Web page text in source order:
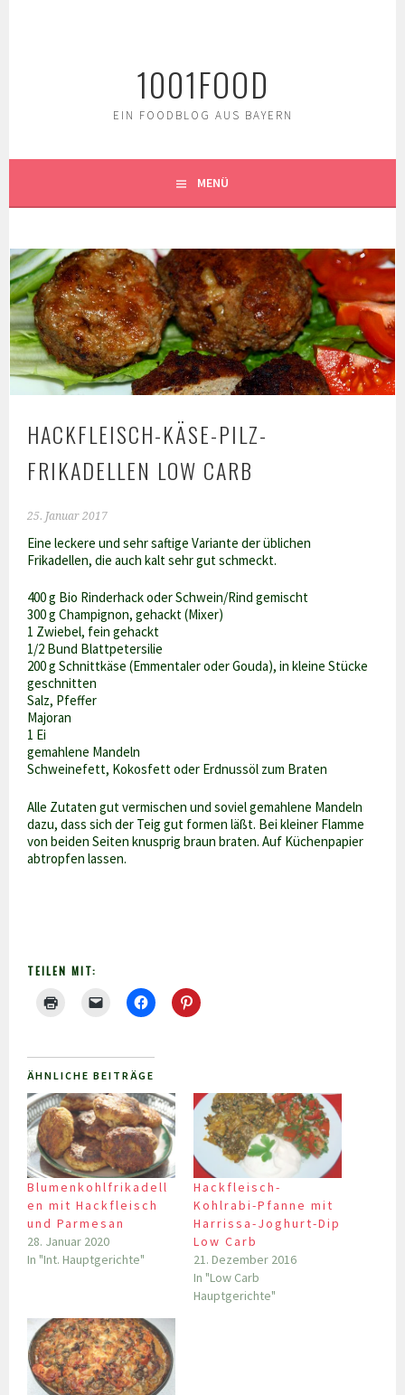
1001FOOD
EIN FOODBLOG AUS BAYERN
MENÜ
HACKFLEISCH-KÄSE-PILZ-
FRIKADELLEN LOW CARB
25. Januar 2017
Eine leckere und sehr saftige Variante der üblichen
Frikadellen, die auch kalt sehr gut schmeckt.
400 g Bio Rinderhack oder Schwein/Rind gemischt
300 g Champignon, gehackt (Mixer)
1 Zwiebel, fein gehackt
1/2 Bund Blattpetersilie
200 g Schnittkäse (Emmentaler oder Gouda), in kleine Stücke
geschnitten
Salz, Pfeffer
Majoran
1 Ei
gemahlene Mandeln
Schweinefett, Kokosfett oder Erdnussöl zum Braten
Alle Zutaten gut vermischen und soviel gemahlene Mandeln
dazu, dass sich der Teig gut formen läßt. Bei kleiner Flamme
von beiden Seiten knusprig braun braten. Auf Küchenpapier
abtropfen lassen.
TEILEN MIT:
ÄHNLICHE BEITRÄGE
Blumenkohlfrikadell
en mit Hackfleisch
und Parmesan
28. Januar 2020
In "Int. Hauptgerichte"
Hackfleisch-
Kohlrabi-Pfanne mit
Harrissa-Joghurt-Dip
Low Carb
21. Dezember 2016
In "Low Carb
Hauptgerichte"